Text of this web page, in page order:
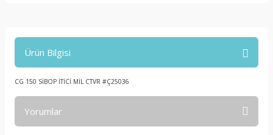
Ürün Bilgisi
CG 150 SİBOP İTİCİ MİL CTVR #Ç25036
Yorumlar